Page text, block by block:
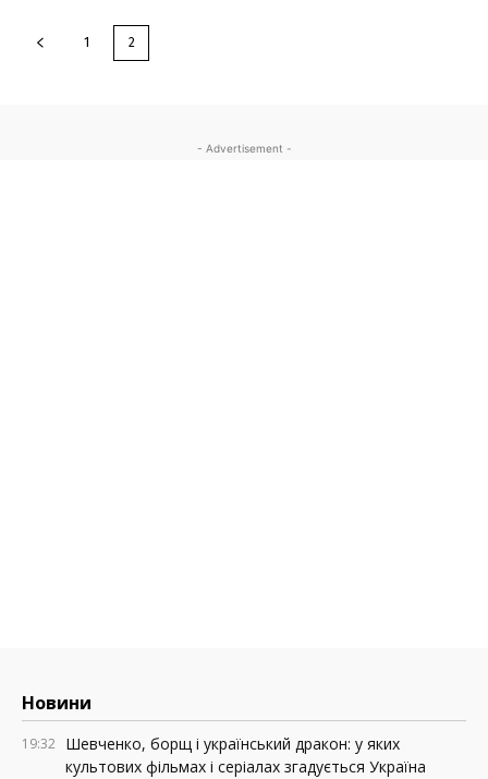
1 2
- Advertisement -
Новини
19:32 Шевченко, борщ і український дракон: у яких
культових фільмах і серіалах згадується Україна